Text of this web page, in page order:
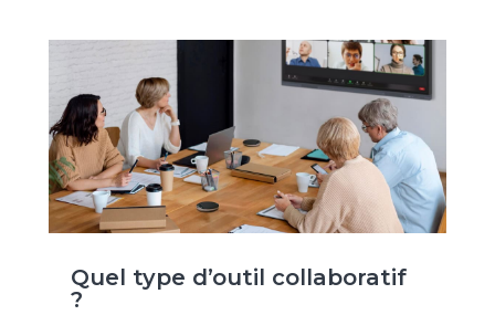
Quel type d’outil collaboratif
?